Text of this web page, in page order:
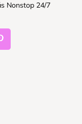
Nonstop 24/7
Pinterest